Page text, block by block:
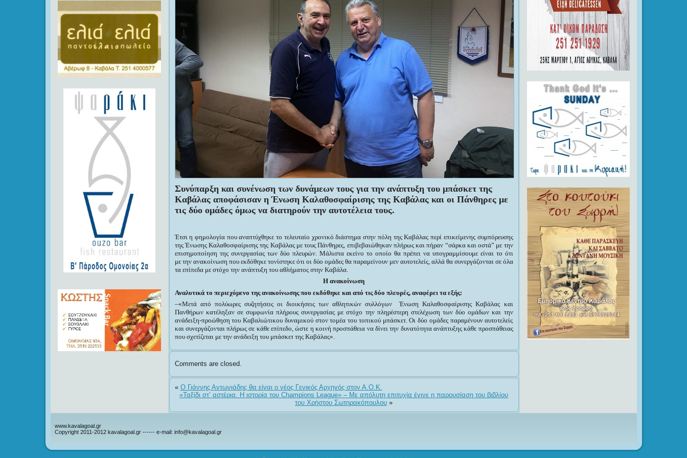
Συνύπαρξη και συνένωση των δυνάμεων τους για την ανάπτυξη του μπάσκετ της
Καβάλας αποφάσισαν η Ένωση Καλαθοσφαίρισης της Καβάλας και οι Πάνθηρες με
τις δύο ομάδες όμως να διατηρούν την αυτοτέλεια τους.
Έτσι η φημολογία που αναπτύχθηκε το τελευταίο χρονικό διάστημα στην πόλη τηςΚαβάλας περί επικείμενης συμπόρευσης
της Ένωσης Καλαθοσφαίρισης της Καβάλας με τους Πάνθηρες, επιβεβαιώθηκαν πλήρως και πήραν “σάρκα και οστά” με την
επισημοποίηση της συνεργασίας των δύο πλευρών. Μάλιστα εκείνο το οποίο θα πρέπει να υπογραμμίσουμε είναι το ότι
με την ανακοίνωση που εκδόθηκε τονίστηκε ότι οι δύο ομάδες θα παραμείνουν μεν αυτοτελείς, αλλά θα συνεργάζονται σε όλα
τα επίπεδα με στόχο την ανάπτυξη του αθλήματος στην Καβάλα.
Η ανακοίνωση
Αναλυτικά το περιεχόμενο της ανακοίνωσης που εκδόθηκε και από τις δύο πλευρές, αναφέρει τα εξής:
–«Μετά από πολύωρες συζητήσεις οι διοικήσεις των αθλητικών συλλόγων Ένωση Καλαθοσφαίρισης Καβάλας και
Πανθήρων κατέληξαν σε συμφωνία πλήρους συνεργασίας με στόχο την πληρέστερη στελέχωση των δύο ομάδων και την
ανάδειξη-προώθηση του Καβαλιώτικου δυναμικού στον τομέα του τοπικού μπάσκετ. Οι δύο ομάδες παραμένουν αυτοτελείς
και συνεργάζονται πλήρως σε κάθε επίπεδο, ώστε η κοινή προσπάθεια να δίνει την δυνατότητα ανάπτυξης κάθε προσπάθειας
που σχετίζεται με την ανάδειξη του μπάσκετ της Καβάλας».
Comments are closed.
« Ο Γιάννης Αντωνιάδης θα είναι ο νέος Γενικός Αρχηγός στον Α.Ο.Κ.
«Ταξίδι στ’ αστέρια. Η ιστορία του Champions League» – Με απόλυτη επιτυχία έγινε η παρουσίαση του βιβλίου
του Χρήστου Σωτηρακόπουλου »
www.kavalagoal.gr
Copyright 2011-2012 kavalagoal.gr ------ e-mail: info@kavalagoal.gr